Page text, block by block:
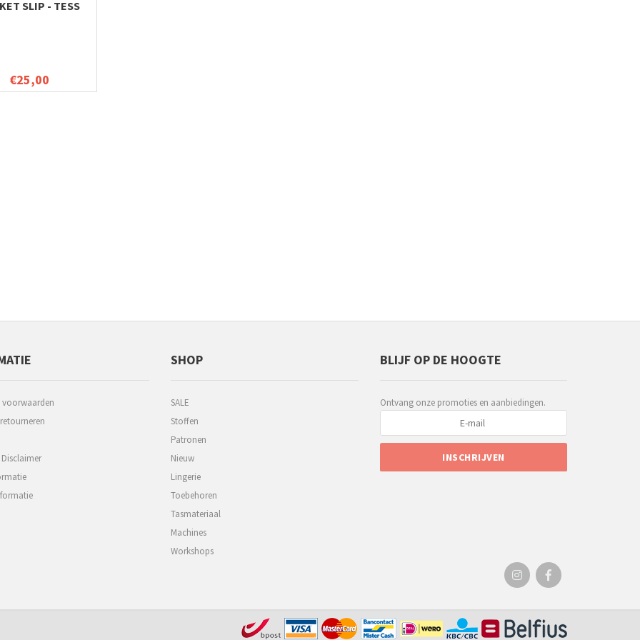
SLIP - TESS
€25,00
voorwaarden
SHOP
SALE
Stoffen
Patronen
Nieuw
Lingerie
Toebehoren
Tasmateriaal
Machines
Workshops
BLIJF OP DE HOOGTE
Ontvang onze promoties en aanbiedingen.